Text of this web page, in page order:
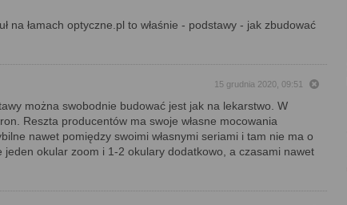
na łamach optyczne.pl to właśnie - podstawy - jak zbudować
15 grudnia 2020, 09:51
można swobodnie budować jest jak na lekarstwo. W
Reszta producentów ma swoje własne mocowania
nawet pomiędzy swoimi własnymi seriami i tam nie ma o
jeden okular zoom i 1-2 okulary dodatkowo, a czasami nawet